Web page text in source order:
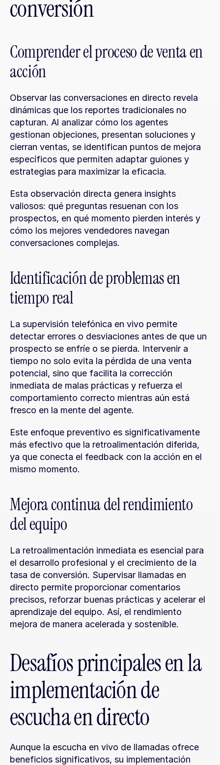
conversión
Comprender el proceso de venta en
acción
Observar las conversaciones en directo revela
dinámicas que los reportes tradicionales no
capturan. Al analizar cómo los agentes
gestionan objeciones, presentan soluciones y
cierran ventas, se identifican puntos de mejora
específicos que permiten adaptar guiones y
estrategias para maximizar la eficacia.
Esta observación directa genera insights
valiosos: qué preguntas resuenan con los
prospectos, en qué momento pierden interés y
cómo los mejores vendedores navegan
conversaciones complejas.
Identificación de problemas en
tiempo real
La supervisión telefónica en vivo permite
detectar errores o desviaciones antes de que un
prospecto se enfríe o se pierda. Intervenir a
tiempo no solo evita la pérdida de una venta
potencial, sino que facilita la corrección
inmediata de malas prácticas y refuerza el
comportamiento correcto mientras aún está
fresco en la mente del agente.
Este enfoque preventivo es significativamente
más efectivo que la retroalimentación diferida,
ya que conecta el feedback con la acción en el
mismo momento.
Mejora continua del rendimiento
del equipo
La retroalimentación inmediata es esencial para
el desarrollo profesional y el crecimiento de la
tasa de conversión. Supervisar llamadas en
directo permite proporcionar comentarios
precisos, reforzar buenas prácticas y acelerar el
aprendizaje del equipo. Así, el rendimiento
mejora de manera acelerada y sostenible.
Desafíos principales en la
implementación de
escucha en directo
Aunque la escucha en vivo de llamadas ofrece
beneficios significativos, su implementación